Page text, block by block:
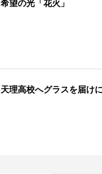
希望の光「花火」
天理高校へグラスを届け